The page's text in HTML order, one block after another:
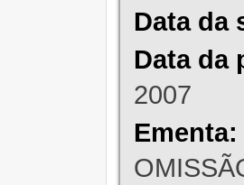
Data da
Data da
2007
Ementa: